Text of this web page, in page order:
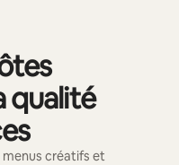
qualité
menus créatifs et